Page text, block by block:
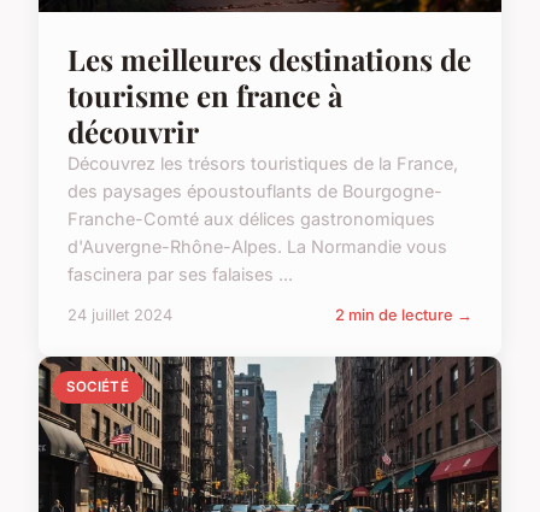
Les meilleures destinations de
tourisme en france à
découvrir
Découvrez les trésors touristiques de la France,
des paysages époustouflants de Bourgogne-
Franche-Comté aux délices gastronomiques
d'Auvergne-Rhône-Alpes. La Normandie vous
fascinera par ses falaises ...
24 juillet 2024 2 min de lecture →
SOCIÉTÉ